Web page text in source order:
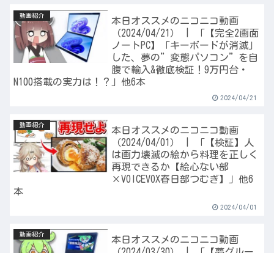
動画紹介
本日オススメのニコニコ動画
（2024/04/21） | 「【完全2画面
ノートPC】「キーボードが消滅」
した、夢の”変態パソコン”を自
腹で輸入&徹底検証！9万円台・
N100搭載の実力は！？」他6本
2024/04/21
動画紹介
本日オススメのニコニコ動画
（2024/04/01） | 「【検証】人
は画力壊滅の絵から料理を正しく
再現できるか【絵心ない部
×VOICEVOX春日部つむぎ】」他6
本
2024/04/01
動画紹介
本日オススメのニコニコ動画